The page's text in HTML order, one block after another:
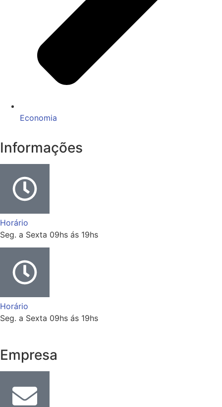
Economia
Informações
Horário
Seg. a Sexta 09hs ás 19hs
Horário
Seg. a Sexta 09hs ás 19hs
Empresa